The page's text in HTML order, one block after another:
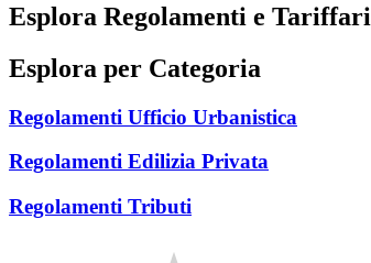
Esplora Regolamenti e Tariffari
Esplora per Categoria
Regolamenti Ufficio Urbanistica
Regolamenti Edilizia Privata
Regolamenti Tributi